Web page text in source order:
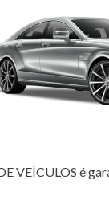
VEÍCULOS é